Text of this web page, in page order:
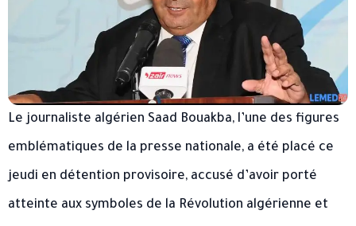
Le journaliste algérien Saad Bouakba, l’une des figures
emblématiques de la presse nationale, a été placé ce
jeudi en détention provisoire, accusé d’avoir porté
atteinte aux symboles de la Révolution algérienne et